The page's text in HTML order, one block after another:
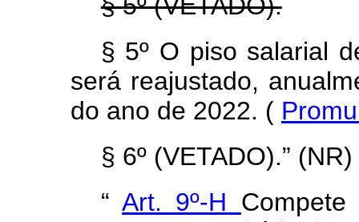
§ 5º O piso salarial
será reajustado,
do ano de 2022. (
§ 6º (VETADO).” (NR)
“Art. 9º-H